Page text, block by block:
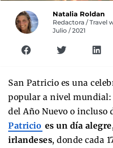
Natalia Roldan
Redactora / Travel
Julio / 2021
San Patricio es una
popular a nivel mundial:
del Año Nuevo o incluso
Patricio es un día
irlandeses, donde cada